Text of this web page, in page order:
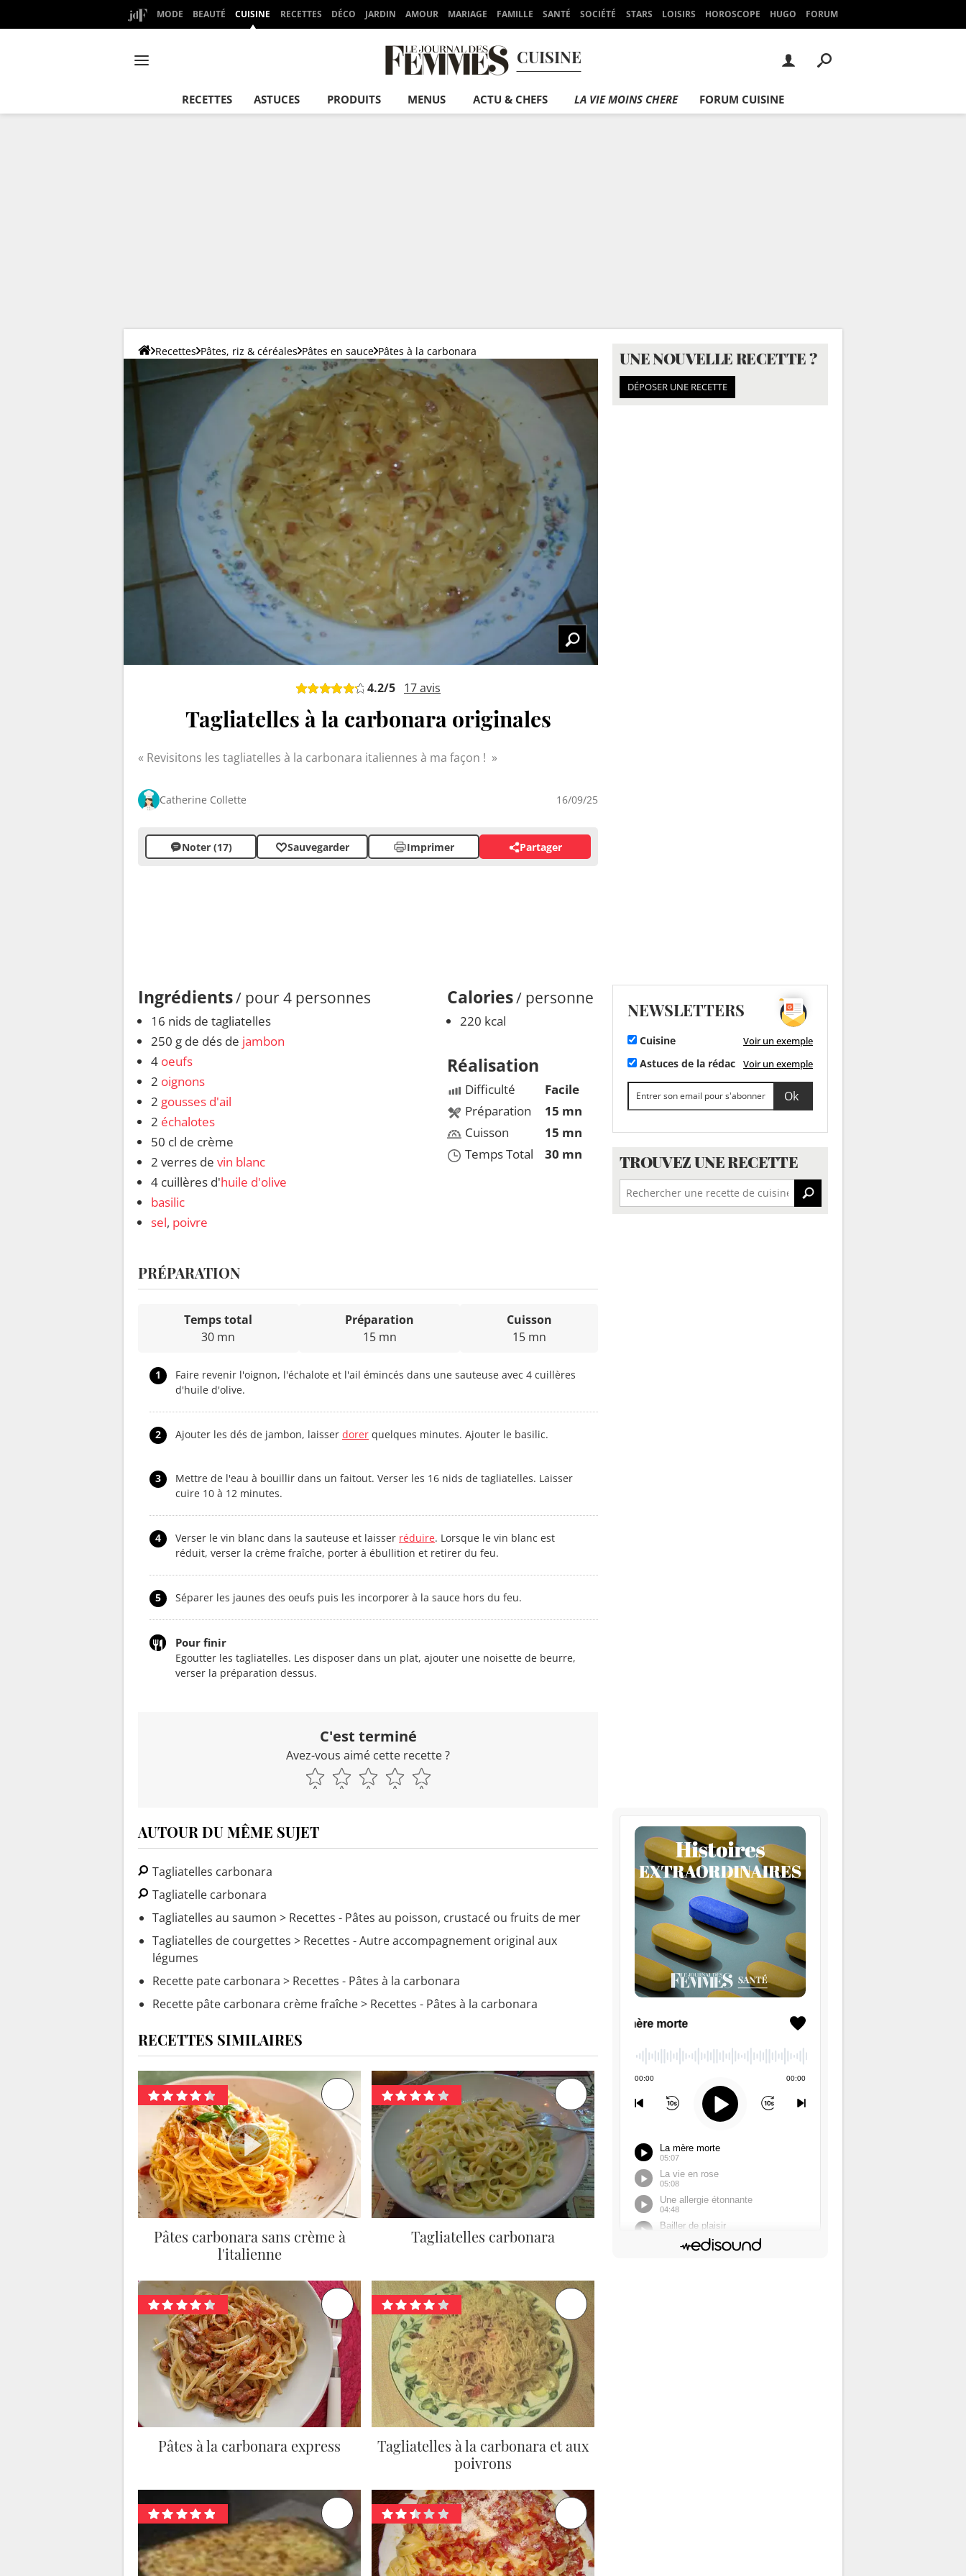
MODE BEAUTÉ CUISINE RECETTES DÉCO JARDIN AMOUR MARIAGE FAMILLE SANTÉ SOCIÉTÉ STARS LOISIRS HOROSCOPE HUGO FORUM
CUISINE
RECETTES ASTUCES PRODUITS MENUS ACTU & CHEFS LA VIE MOINS CHERE FORUM CUISINE
Recettes Pâtes, riz & céréales Pâtes en sauce Pâtes à la carbonara
4.2/5 17avis
Tagliatelles à la carbonara originales
Revisitons les tagliatelles à la carbonara italiennes à ma façon !
Catherine Collette 16/09/25
Noter (17) Sauvegarder Imprimer Partager
Ingrédients/ pour 4 personnes
16 nids de tagliatelles
250 g de dés de jambon
4 oeufs
2 oignons
2 gousses d'ail
2 échalotes
50 cl de crème
2 verres de vin blanc
4 cuillères d'huile d'olive
basilic
sel, poivre
Calories/ personne
220 kcal
Réalisation
Difficulté
Préparation
Cuisson
Temps Total
Facile
15 mn
15 mn
30 mn
PRÉPARATION
Temps total
30 mn
Préparation
15 mn
Cuisson
15 mn
1
Faire revenir l'oignon, l'échalote et l'ail émincés dans une sauteuse avec 4 cuillères
d'huile d'olive.
2 Ajouter les dés de jambon, laisser dorer quelques minutes. Ajouter le basilic.
3
Mettre de l'eau à bouillir dans un faitout. Verser les 16 nids de tagliatelles. Laisser
cuire 10 à 12 minutes.
4 Verser le vin blanc dans la sauteuse et laisser réduire. Lorsque le vin blanc est
réduit, verser la crème fraîche, porter à ébullition et retirer du feu.
5 Séparer les jaunes des oeufs puis les incorporer à la sauce hors du feu.
Pour finir
Egoutter les tagliatelles. Les disposer dans un plat, ajouter une noisette de beurre,
verser la préparation dessus.
C'est terminé
Avez-vous aimé cette recette ?
AUTOUR DU MÊME SUJET
Tagliatelles carbonara
Tagliatelle carbonara
Tagliatelles au saumon > Recettes - Pâtes au poisson, crustacé ou fruits de mer
Tagliatelles de courgettes > Recettes - Autre accompagnement original aux
légumes
Recette pate carbonara > Recettes - Pâtes à la carbonara
Recette pâte carbonara crème fraîche> Recettes - Pâtes à la carbonara
RECETTES SIMILAIRES
Pâtes carbonara sans crème à
l'italienne
Tagliatelles carbonara
Pâtes à la carbonara express
Tagliatelles à la carbonara et aux
poivrons
UNE NOUVELLE RECETTE ?
DÉPOSER UNE RECETTE
NEWSLETTERS
Cuisine Voir un exemple
Astuces de la rédac Voir un exemple
TROUVEZ UNE RECETTE